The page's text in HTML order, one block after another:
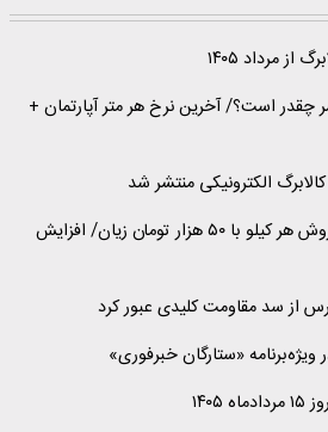
مرداد ۱۴۰۵
چقدر است؟/ آخرین نرخ هر متر آپارتمان +
الکترونیکی منتشر شد
هشدار درباره بازار مرغ؛ فروش هر کیلو با ۵۰ هزار تومان زیان/ افزایش
«ستارگان خبرفوری»